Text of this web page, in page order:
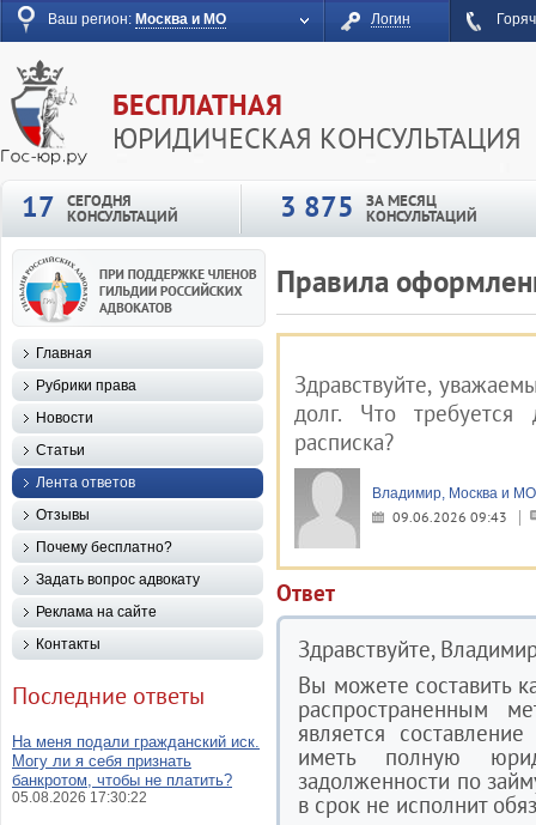
Ваш регион: Москва и МО Логин
БЕСПЛАТНАЯ
ЮРИДИЧЕСКАЯ КОНСУЛЬТАЦИЯ
17
СЕГОДНЯ
КОНСУЛЬТАЦИЙ 3 875 ЗА МЕСЯЦ
КОНСУЛЬТАЦИЙ
Правила
Здравствуйте,
долг. Что требуется
расписка?
Владимир, Москва и МО
09.06.2026 09:43
Ответ
Здравствуйте,
Вы можете составить
распространенным
является
иметь полную
задолженности по
в срок не исполнит
Главная
Рубрики права
Новости
Статьи
Лента ответов
Отзывы
Почему бесплатно?
Задать вопрос адвокату
Реклама на сайте
Контакты
Последние ответы
На меня подали гражданский иск.
Могу ли я себя признать
банкротом, чтобы не платить?
05.08.2026 17:30:22